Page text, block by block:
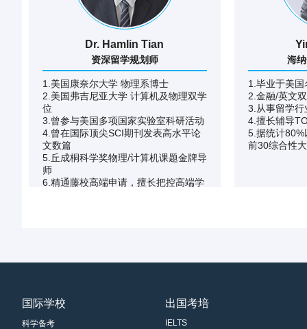
Dr. Hamlin Tian
资深留学规划师
1.美国康奈尔大学 物理系博士
2.美国弗吉尼亚大学 计算机及物理双学
位
3.曾参与美国多项国家实验室科研活动
4.曾在国际顶尖SCI期刊发表高水平论
文数篇
5.丘成桐科学奖物理/计算机课题金牌导
师
6.精通藤校高端申请，擅长把控高端学
海
1.毕业于美
2.金融/英文
3.从事留学行
4.擅长辅导
5.据统计80%
前30综合性
国际学校
科学备考
出国考培
IELTS